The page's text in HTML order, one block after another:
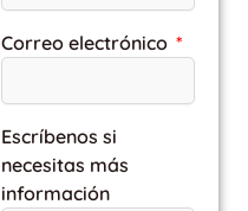
Correo electrónico
Escríbenos si
necesitas más
información